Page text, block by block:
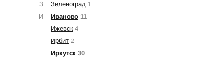
З
Зеленоград 1
И
Иваново 11
Ижевск 4
Ирбит 2
Иркутск 30